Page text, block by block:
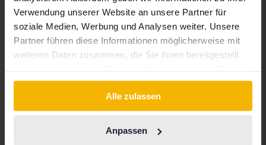
Verwendung unserer Website an unsere Partner für
soziale Medien, Werbung und Analysen weiter. Unsere
Partner führen diese Informationen möglicherweise mit
weiteren Daten zusammen, die Sie ihnen bereitgestellt
gesammelt haben.
Alle zulassen
Anpassen
Getestet
120 250 Kilometer
Diesel